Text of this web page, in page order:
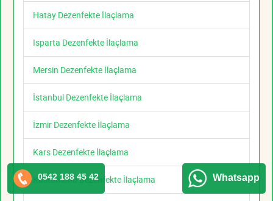
Hatay Dezenfekte İlaçlama
Isparta Dezenfekte İlaçlama
Mersin Dezenfekte İlaçlama
İstanbul Dezenfekte İlaçlama
İzmir Dezenfekte İlaçlama
Kars Dezenfekte İlaçlama
Kastamonu Dezenfekte İlaçlama
0542 188 45 42 Whatsapp